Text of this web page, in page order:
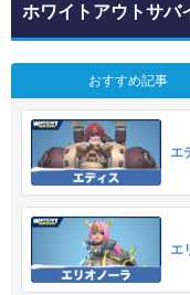
ホワイトアウトサバ
おすすめ記事
エ
エ